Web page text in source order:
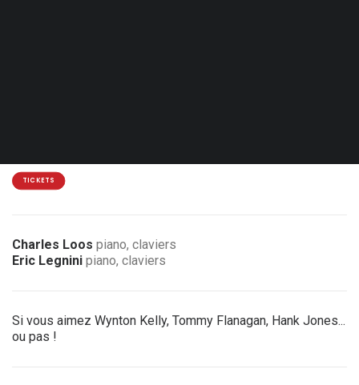
TICKETS
Charles Loos piano, claviers
Eric Legnini piano, claviers
Si vous aimez Wynton Kelly, Tommy Flanagan, Hank Jones...
ou pas !